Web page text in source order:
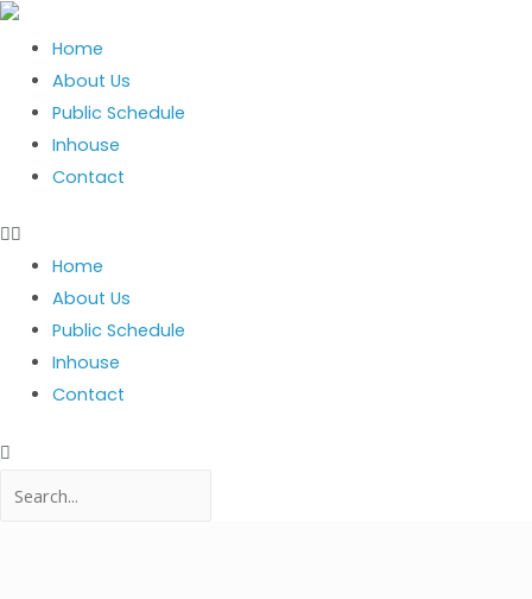
Home
About Us
Public Schedule
Inhouse
Contact
Home
About Us
Public Schedule
Inhouse
Contact